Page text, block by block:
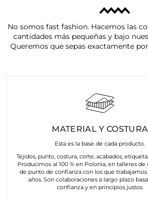
No somos fast fashion. Hacemos las
cantidades más pequeñas y bajo
Queremos que sepas exactamente
MATERIAL Y COSTURA
Esta es la base de cada producto.
Tejidos, punto, costura, corte, acabados,
Producimos al 100 % en Polonia, en talleres
de punto de confianza con los que trabajamos
años. Son colaboraciones a largo plazo
confianza y en principios justos.